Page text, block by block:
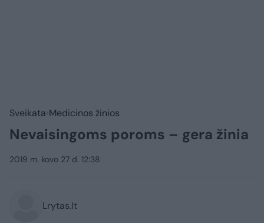
Sveikata Medicinos žinios
Nevaisingoms poroms – gera žinia
2019 m. kovo 27 d. 12:38
Lrytas.lt